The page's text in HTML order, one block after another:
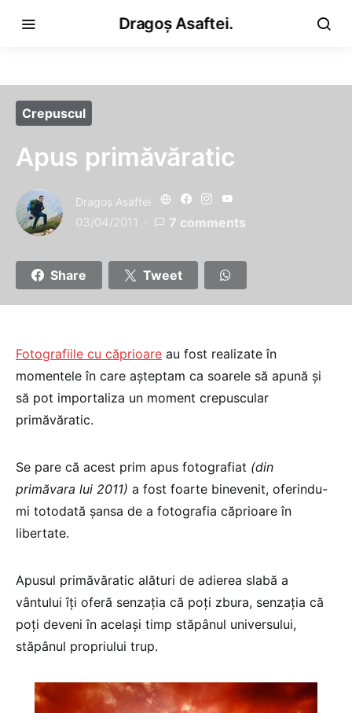
Dragoș Asaftei.
Crepuscul
Apus primăvăratic
Dragoş Asaftei
03/04/2011 7 comments
Share Tweet
Fotografiile cu căprioare au fost realizate în
momentele în care aşteptam ca soarele să apună şi
să pot importaliza un moment crepuscular
primăvăratic.
Se pare că acest prim apus fotografiat (din
primăvara lui 2011) a fost foarte binevenit, oferindu-
mi totodată şansa de a fotografia căprioare în
libertate.
Apusul primăvăratic alături de adierea slabă a
vântului îţi oferă senzaţia că poţi zbura, senzaţia că
poţi deveni în acelaşi timp stăpânul universului,
stăpânul propriului trup.